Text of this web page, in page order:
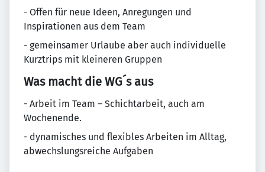
- Offen für neue Ideen, Anregungen und
Inspirationen aus dem Team
- gemeinsamer Urlaube aber auch individuelle
Kurztrips mit kleineren Gruppen
Was macht die WG´s aus
- Arbeit im Team – Schichtarbeit, auch am
Wochenende.
- dynamisches und flexibles Arbeiten im Alltag,
abwechslungsreiche Aufgaben